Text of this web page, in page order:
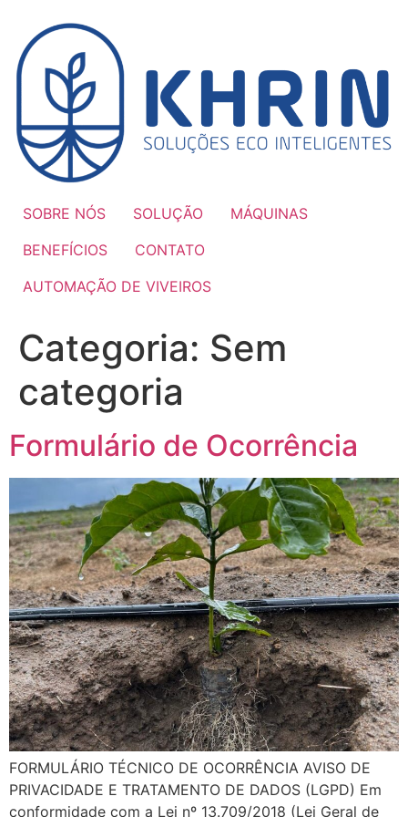
conteúdo
SOBRE NÓS SOLUÇÃO
MÁQUINAS
BENEFÍCIOS
CONTATO
AUTOMAÇÃO DE VIVEIROS
Categoria: Sem
categoria
Formulário de Ocorrência
FORMULÁRIO TÉCNICO DE OCORRÊNCIA AVISO DE
PRIVACIDADE E TRATAMENTO DE DADOS (LGPD) Em
conformidade com a Lei nº 13.709/2018 (Lei Geral de